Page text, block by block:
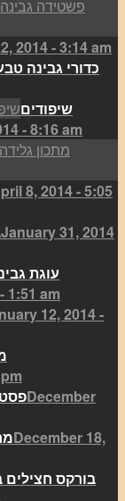
2014 - 3:14 am
כדורי גבינה
שיפודים
- 8:16 am
8, 2014 - 5:05
January 31, 2014
עוגת
1:51 am
12, 2014 -
December
December 18,
בורקס חצילים